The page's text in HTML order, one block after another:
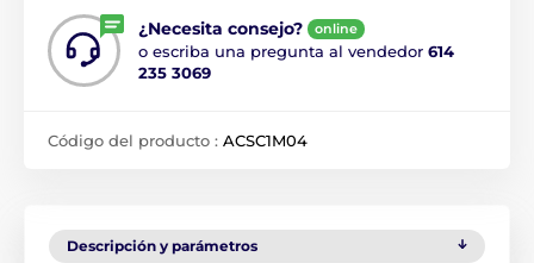
¿Necesita consejo? online
o escriba una pregunta al vendedor 614
235 3069
Código del producto : ACSC1M04
Descripción y parámetros